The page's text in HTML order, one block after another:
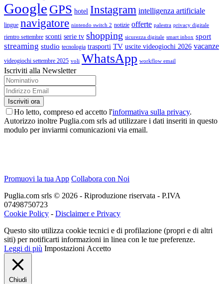
Google GPS hotel Instagram intelligenza artificiale
lingue navigatore nintendo switch 2 notizie offerte palestra privacy digitale
rientro settembre sconti serie tv shopping sicurezza digitale smart inbox sport
streaming studio tecnologia trasporti TV uscite videogiochi 2026 vacanze
videogiochi settembre 2025 voli WhatsApp workflow email
Iscriviti alla Newsletter
Ho letto, compreso ed accetto l'informativa sulla privacy.
Autorizzo inoltre Puglia.com srls ad utilizzare i dati inseriti in questo
modulo per inviarmi comunicazioni via email.
Promuovi la tua App Collabora con Noi
Puglia.com srls © 2026 - Riproduzione riservata - P.IVA
07498750723
Cookie Policy - Disclaimer e Privacy
Questo sito utilizza cookie tecnici e di profilazione (propri e di altri
siti) per notificarti informazioni in linea con le tue preferenze.
Leggi di più Impostazioni Accetto
Chiudi